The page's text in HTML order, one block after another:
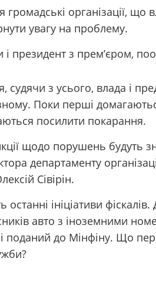
громадські організації, що
увагу на проблему.
президент з прем’єром,
з усього, влада і
Поки перші
посилити покарання.
щодо порушень будуть
департаменту
Сівірін.
ініціативи
авто з іноземними
поданий до Мінфіну. Що